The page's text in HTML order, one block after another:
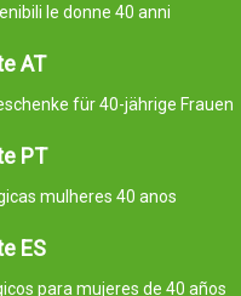
le donne 40 anni
AT
für 40-jährige Frauen
PT
mulheres 40 anos
ES
para mujeres de 40 años